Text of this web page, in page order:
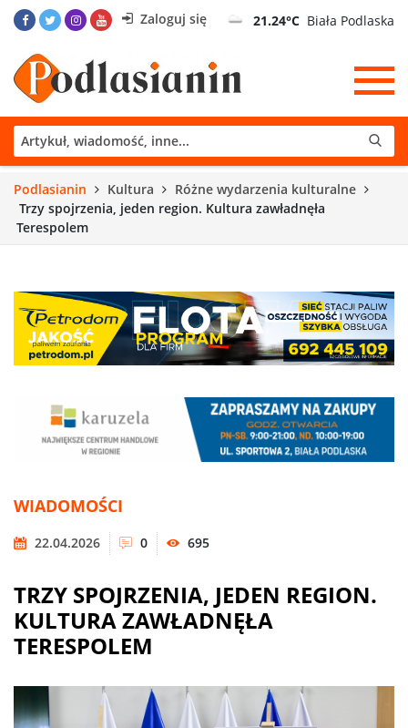
Zaloguj się 21.24°C Biała Podlaska
Podlasianin Kultura
Różne wydarzenia kulturalne
Trzy spojrzenia, jeden region. Kultura zawładnęła
Terespolem
WIADOMOŚCI
22.04.2026 0 695
TRZY SPOJRZENIA, JEDEN REGION.
KULTURA ZAWŁADNĘŁA
TERESPOLEM